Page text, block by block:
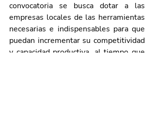
convocatoria se busca dotar a las
empresas locales de las herramientas
necesarias e indispensables para que
puedan incrementar su competitividad
y capacidad productiva, al tiempo que